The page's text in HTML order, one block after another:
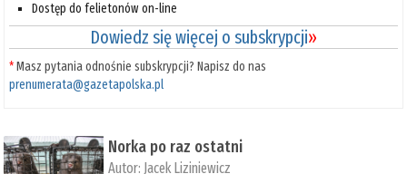
Dostęp do felietonów on-line
Dowiedz się więcej o subskrypcji»
*Masz pytania odnośnie subskrypcji? Napisz do nas
prenumerata@gazetapolska.pl
Norka po raz ostatni
Autor: Jacek Liziniewicz